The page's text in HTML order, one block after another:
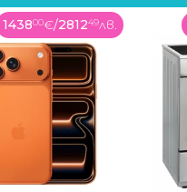
33999€/66497лв.